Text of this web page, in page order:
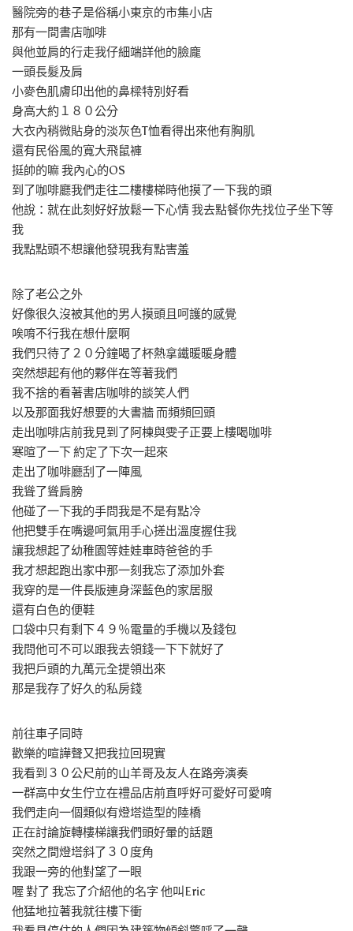
醫院旁的巷子是俗稱小東京的市集小店
那有一間書店咖啡
與他並肩的行走我仔細端詳他的臉龐
一頭長髮及肩
小麥色肌膚印出他的鼻樑特別好看
身高大約１８０公分
大衣內稍微貼身的淡灰色T恤看得出來他有胸肌
還有民俗風的寬大飛鼠褲
挺帥的嘛 我內心的OS
到了咖啡廳我們走往二樓樓梯時他摸了一下我的頭
他說：就在此刻好好放鬆一下心情 我去點餐你先找位子坐下等
我
我點點頭不想讓他發現我有點害羞
除了老公之外
好像很久沒被其他的男人摸頭且呵護的感覺
唉唷不行我在想什麼啊
我們只待了２０分鐘喝了杯熱拿鐵暖暖身體
突然想起有他的夥伴在等著我們
我不捨的看著書店咖啡的談笑人們
以及那面我好想要的大書牆 而頻頻回頭
走出咖啡店前我見到了阿棟與雯子正要上樓喝咖啡
寒暄了一下 約定了下次一起來
走出了咖啡廳刮了一陣風
我聳了聳肩膀
他碰了一下我的手問我是不是有點冷
他把雙手在嘴邊呵氣用手心搓出溫度握住我
讓我想起了幼稚園等娃娃車時爸爸的手
我才想起跑出家中那一刻我忘了添加外套
我穿的是一件長版連身深藍色的家居服
還有白色的便鞋
口袋中只有剩下４９％電量的手機以及錢包
我問他可不可以跟我去領錢一下下就好了
我把戶頭的九萬元全提領出來
那是我存了好久的私房錢
前往車子同時
歡樂的喧譁聲又把我拉回現實
我看到３０公尺前的山羊哥及友人在路旁演奏
一群高中女生佇立在禮品店前直呼好可愛好可愛唷
我們走向一個類似有燈塔造型的陸橋
正在討論旋轉樓梯讓我們頭好暈的話題
突然之間燈塔斜了３０度角
我跟一旁的他對望了一眼
喔 對了 我忘了介紹他的名字 他叫Eric
他猛地拉著我就往樓下衝